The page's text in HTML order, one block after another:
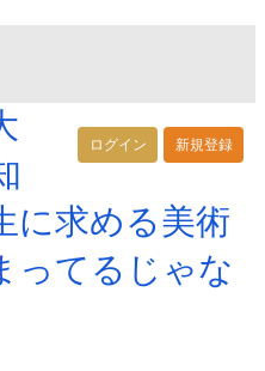
ログイン 新規登録
に求める美術
ってるじゃな